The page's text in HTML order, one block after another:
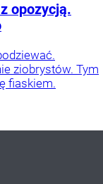
opozycją.
ziobrystów. Tym
fiaskiem.